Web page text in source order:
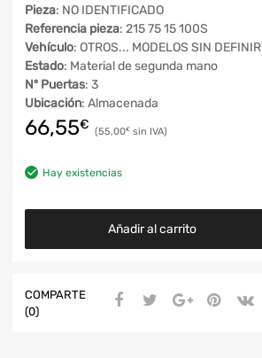
Pieza: NO IDENTIFICADO
Referencia pieza: 215 75 15 100S
Vehículo: OTROS... MODELOS SIN DEFINIR
Estado: Material de segunda mano
Nº Puertas: 3
Ubicación: Almacenada
66,55€ 55,00€
Hay existencias
Añadir al carrito
COMPARTE
(0)